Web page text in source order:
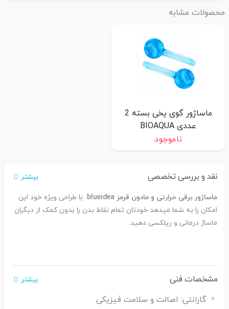
مشابه
ماساژور گوی یخی بسته 2
عددی BIOAQUA
ناموجود
نقد و بررسی تخصصی بیشتر
ماساژور برقی حرارتی و مادون قرمز blueidea
با طراحی ویژه خود این
امکان را به شما میدهد خودتان تمام نقاط بدن را بدون کمک از دیگران
ماساژ درمانی و ریلکسی دهید.
مشخصات فنی بیشتر
گارانتی: اصالت و سلامت فیزیکی